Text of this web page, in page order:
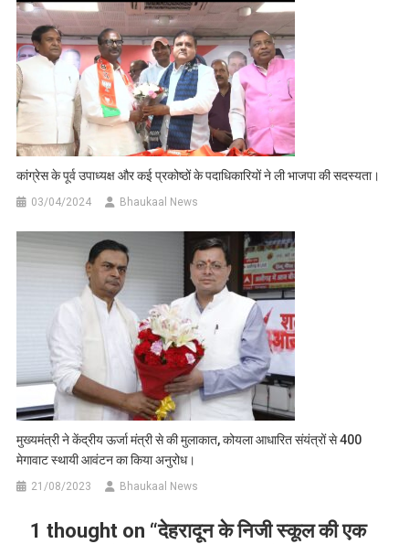
कांग्रेस के पूर्व उपाध्यक्ष और कई प्रकोष्ठों के पदाधिकारियों ने ली भाजपा की सदस्यता।
03/04/2024 Bhaukaal News
मुख्यमंत्री ने केंद्रीय ऊर्जा मंत्री से की मुलाकात, कोयला आधारित संयंत्रों से 400
मेगावाट स्थायी आवंटन का किया अनुरोध।
21/08/2023 Bhaukaal News
1 thought on “देहरादून के निजी स्कूल की एक